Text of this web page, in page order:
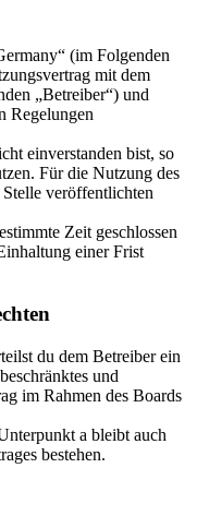
(im Folgenden
mit dem
„Betreiber“) und
Regelungen
einverstanden bist, so
Für die Nutzung des
veröffentlichten
Zeit geschlossen
einer Frist
du dem Betreiber ein
und
im Rahmen des Boards
a bleibt auch
bestehen.